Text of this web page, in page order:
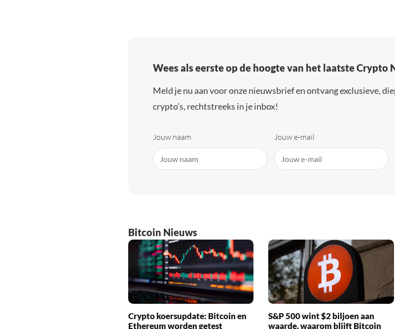
Wees als eerste op de hoogte van het laatste Crypto
Meld je nu aan voor onze nieuwsbrief en ontvang exclusieve,
crypto’s, rechtstreeks in je inbox!
Jouw naam Jouw e-mail
Bitcoin Nieuws
Crypto koersupdate: Bitcoin en
Ethereum worden getest
S&P 500 wint $2 biljoen aan
waarde, waarom blijft Bitcoin